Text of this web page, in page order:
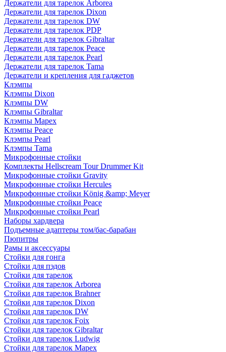
Держатели для тарелок Arborea
Держатели для тарелок Dixon
Держатели для тарелок DW
Держатели для тарелок PDP
Держатели для тарелок Gibraltar
Держатели для тарелок Peace
Держатели для тарелок Pearl
Держатели для тарелок Tama
Держатели и крепления для гаджетов
Клэмпы
Клэмпы Dixon
Клэмпы DW
Клэмпы Gibraltar
Клэмпы Mapex
Клэмпы Peace
Клэмпы Pearl
Клэмпы Tama
Микрофонные стойки
Комплекты Hellscream Tour Drummer Kit
Микрофонные стойки Gravity
Микрофонные стойки Hercules
Микрофонные стойки König &amp; Meyer
Микрофонные стойки Peace
Микрофонные стойки Pearl
Наборы хардвера
Подъемные адаптеры том/бас-барабан
Пюпитры
Рамы и аксессуары
Стойки для гонга
Стойки для пэдов
Стойки для тарелок
Стойки для тарелок Arborea
Стойки для тарелок Brahner
Стойки для тарелок Dixon
Стойки для тарелок DW
Стойки для тарелок Foix
Стойки для тарелок Gibraltar
Стойки для тарелок Ludwig
Стойки для тарелок Mapex